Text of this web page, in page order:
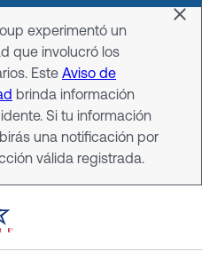
experimentó un
que involucró los
Este Aviso de
brinda información
Si tu información
una notificación por
válida registrada.